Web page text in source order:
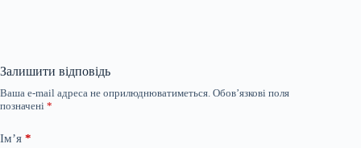
Залишити відповідь
Ваша e-mail адреса не оприлюднюватиметься. Обов’язкові поля
позначені *
Ім’я *